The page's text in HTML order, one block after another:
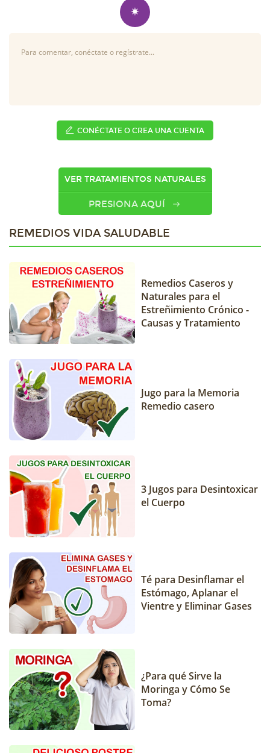
✷
CONÉCTATE O CREA UNA CUENTA
VER TRATAMIENTOS NATURALES
PRESIONA AQUÍ
REMEDIOS VIDA SALUDABLE
Remedios Caseros y
Naturales para el
Estreñimiento Crónico -
Causas y Tratamiento
Jugo para la Memoria
Remedio casero
3 Jugos para Desintoxicar
el Cuerpo
Té para Desinflamar el
Estómago, Aplanar el
Vientre y Eliminar Gases
¿Para qué Sirve la
Moringa y Cómo Se
Toma?